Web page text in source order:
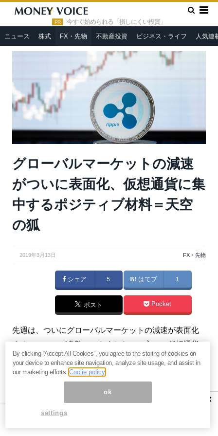
PR 今すぐ始められる「損しにくい投資」
ニュース 株式 FX・先物 不動産投資 ビジネス・ライフ 人気連
HOME » FX・先物 »
グローバルマーケットの減速がついに表
面化、仮想通貨に集中するポジティブ材料＝天空の狐
グローバルマーケットの減速
がついに表面化、仮想通貨に集
中するポジティブ材料＝天空
の狐
2019年3月13日 FX・先物
シェア 5 はてブ 1
ポスト Pocket
先週は、ついにグローバルマーケットの減速が表面化
するニュースが多数でてきました。一方で、仮想通貨
に集中するポジティブ材料は増えつつあるようです。
（『「ビットコイン＆グローバルマーケット」by天空
×
By clicking “Accept All Cookies”, you agree to the storing of cookies on
your device to enhance site navigation, analyze site usage, and assist in
our marketing efforts.Coolie policy
ok
settings